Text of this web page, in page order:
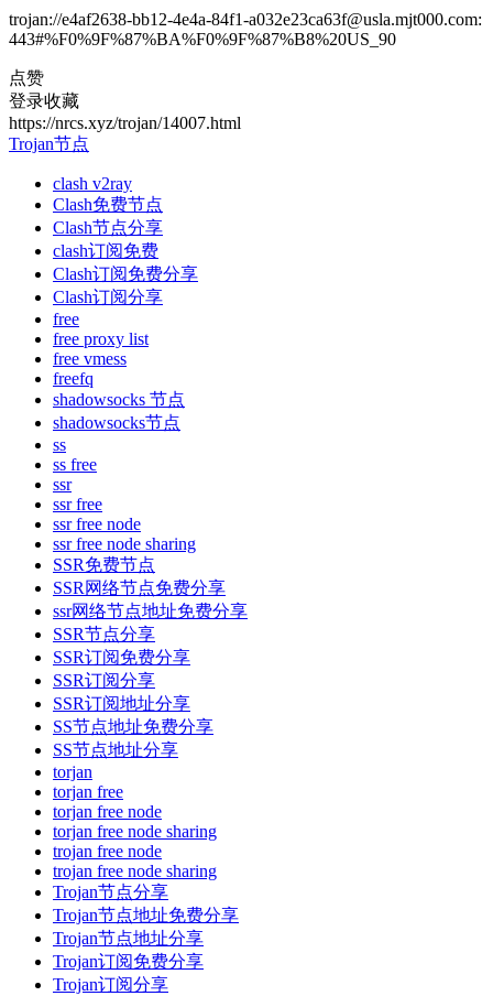
trojan://e4af2638-bb12-4e4a-84f1-a032e23ca63f@usla.mjt000.com:
443#%F0%9F%87%BA%F0%9F%87%B8%20US_90
点赞
登录收藏
https://nrcs.xyz/trojan/14007.html
Trojan节点
clash v2ray
Clash免费节点
Clash节点分享
clash订阅免费
Clash订阅免费分享
Clash订阅分享
free
free proxy list
free vmess
freefq
shadowsocks 节点
shadowsocks节点
ss
ss free
ssr
ssr free
ssr free node
ssr free node sharing
SSR免费节点
SSR网络节点免费分享
ssr网络节点地址免费分享
SSR节点分享
SSR订阅免费分享
SSR订阅分享
SSR订阅地址分享
SS节点地址免费分享
SS节点地址分享
torjan
torjan free
torjan free node
torjan free node sharing
trojan free node
trojan free node sharing
Trojan节点分享
Trojan节点地址免费分享
Trojan节点地址分享
Trojan订阅免费分享
Trojan订阅分享